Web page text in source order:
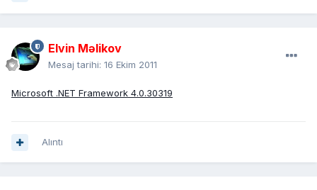
Elvin Məlikov
Mesaj tarihi: 16 Ekim 2011
Microsoft .NET Framework 4.0.30319
Alıntı